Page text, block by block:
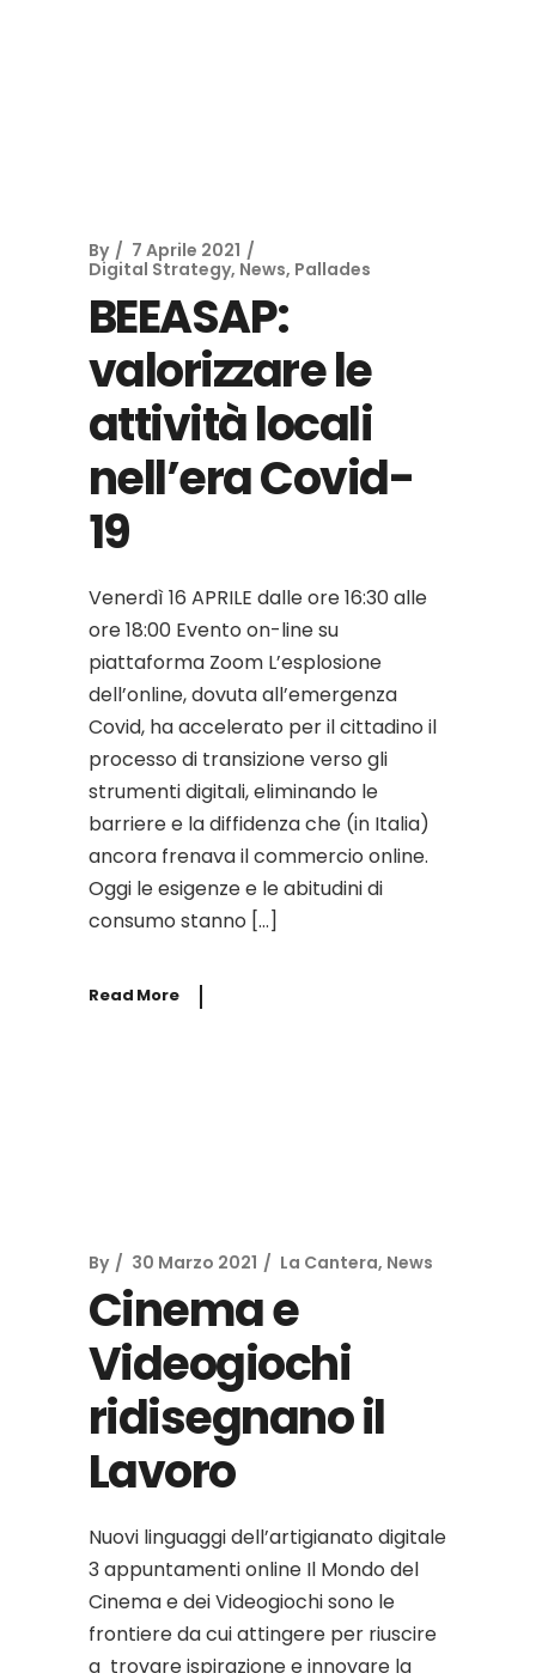
By
7 Aprile 2021
Digital Strategy, News, Pallades
BEEASAP:
valorizzare le
attività locali
nell’era Covid-
19
Venerdì 16 APRILE dalle ore 16:30 alle
ore 18:00 Evento on-line su
piattaforma Zoom L’esplosione
dell’online, dovuta all’emergenza
Covid, ha accelerato per il cittadino il
processo di transizione verso gli
strumenti digitali, eliminando le
barriere e la diffidenza che (in Italia)
ancora frenava il commercio online.
Oggi le esigenze e le abitudini di
consumo stanno […]
Read More
By 30 Marzo 2021 La Cantera, News
Cinema e
Videogiochi
ridisegnano il
Lavoro
Nuovi linguaggi dell’artigianato digitale
3 appuntamenti online Il Mondo del
Cinema e dei Videogiochi sono le
frontiere da cui attingere per riuscire
a trovare ispirazione e innovare la